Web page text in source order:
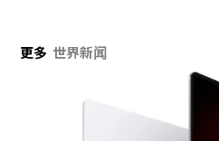
更多 世界新闻